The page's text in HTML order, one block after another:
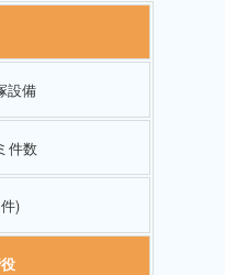
設備
件数
)